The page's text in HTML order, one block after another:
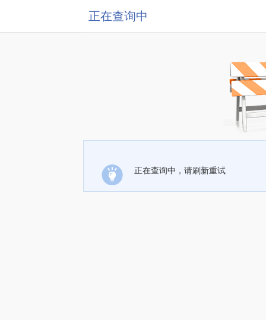
正在查询中
正在查询中，请刷新重试